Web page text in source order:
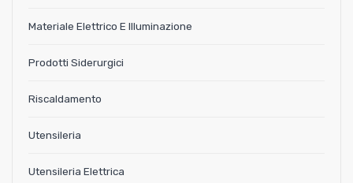
Materiale Elettrico E Illuminazione
Prodotti Siderurgici
Riscaldamento
Utensileria
Utensileria Elettrica